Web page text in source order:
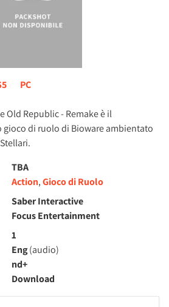
PC
Old Republic - Remake è il
gioco di ruolo di Bioware ambientato
TBA
Action,Gioco di Ruolo
Saber Interactive
Focus Entertainment
1
Eng(audio)
nd+
Download